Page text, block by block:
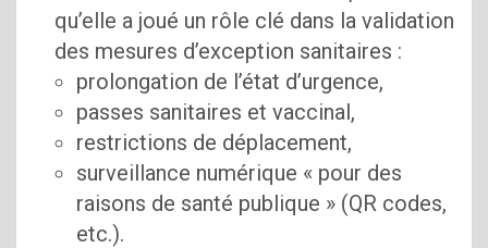
qu’elle a joué un rôle clé dans la validation
des mesures d’exception sanitaires :
prolongation de l’état d’urgence,
passes sanitaires et vaccinal,
restrictions de déplacement,
surveillance numérique « pour des
raisons de santé publique » (QR codes,
etc.).